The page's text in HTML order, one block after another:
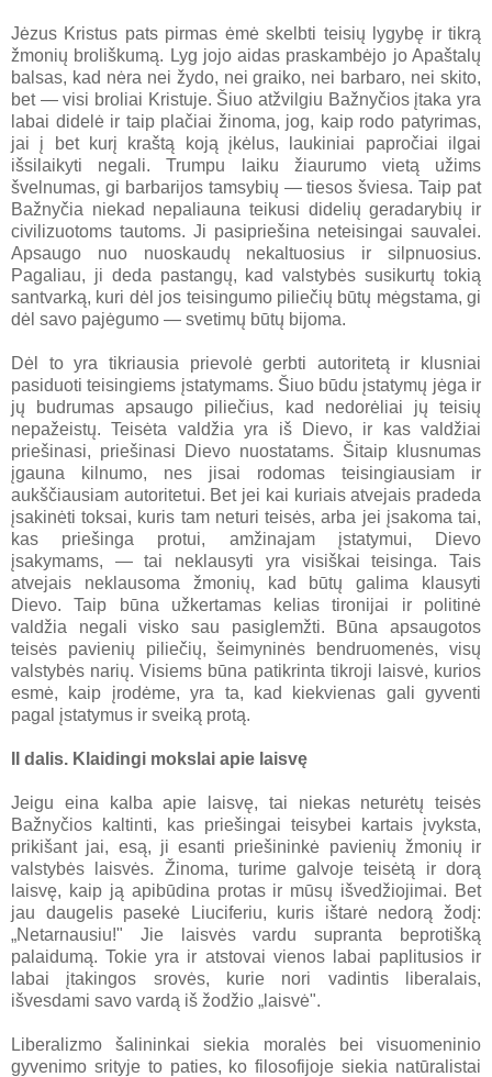
Jėzus Kristus pats pirmas ėmė skelbti teisių lygybę ir tikrą
žmonių broliškumą. Lyg jojo aidas praskambėjo jo Apaštalų
balsas, kad nėra nei žydo, nei graiko, nei barbaro, nei skito,
bet — visi broliai Kristuje. Šiuo atžvilgiu Bažnyčios įtaka yra
labai didelė ir taip plačiai žinoma, jog, kaip rodo patyrimas,
jai į bet kurį kraštą koją įkėlus, laukiniai papročiai ilgai
išsilaikyti negali. Trumpu laiku žiaurumo vietą užims
švelnumas, gi barbarijos tamsybių — tiesos šviesa. Taip pat
Bažnyčia niekad nepaliauna teikusi didelių geradarybių ir
civilizuotoms tautoms. Ji pasipriešina neteisingai sauvalei.
Apsaugo nuo nuoskaudų nekaltuosius ir silpnuosius.
Pagaliau, ji deda pastangų, kad valstybės susikurtų tokią
santvarką, kuri dėl jos teisingumo piliečių būtų mėgstama, gi
dėl savo pajėgumo — svetimų būtų bijoma.
Dėl to yra tikriausia prievolė gerbti autoritetą ir klusniai
pasiduoti teisingiems įstatymams. Šiuo būdu įstatymų jėga ir
jų budrumas apsaugo piliečius, kad nedorėliai jų teisių
nepažeistų. Teisėta valdžia yra iš Dievo, ir kas valdžiai
priešinasi, priešinasi Dievo nuostatams. Šitaip klusnumas
įgauna kilnumo, nes jisai rodomas teisingiausiam ir
aukščiausiam autoritetui. Bet jei kai kuriais atvejais pradeda
įsakinėti toksai, kuris tam neturi teisės, arba jei įsakoma tai,
kas priešinga protui, amžinajam įstatymui, Dievo
įsakymams, — tai neklausyti yra visiškai teisinga. Tais
atvejais neklausoma žmonių, kad būtų galima klausyti
Dievo. Taip būna užkertamas kelias tironijai ir politinė
valdžia negali visko sau pasiglemžti. Būna apsaugotos
teisės pavienių piliečių, šeimyninės bendruomenės, visų
valstybės narių. Visiems būna patikrinta tikroji laisvė, kurios
esmė, kaip įrodėme, yra ta, kad kiekvienas gali gyventi
pagal įstatymus ir sveiką protą.
II dalis. Klaidingi mokslai apie laisvę
Jeigu eina kalba apie laisvę, tai niekas neturėtų teisės
Bažnyčios kaltinti, kas priešingai teisybei kartais įvyksta,
prikišant jai, esą, ji esanti priešininkė pavienių žmonių ir
valstybės laisvės. Žinoma, turime galvoje teisėtą ir dorą
laisvę, kaip ją apibūdina protas ir mūsų išvedžiojimai. Bet
jau daugelis pasekė Liuciferiu, kuris ištarė nedorą žodį:
„Netarnausiu!" Jie laisvės vardu supranta beprotišką
palaidumą. Tokie yra ir atstovai vienos labai paplitusios ir
labai įtakingos srovės, kurie nori vadintis liberalais,
išvesdami savo vardą iš žodžio „laisvė".
Liberalizmo šalininkai siekia moralės bei visuomeninio
gyvenimo srityje to paties, ko filosofijoje siekia natūralistai